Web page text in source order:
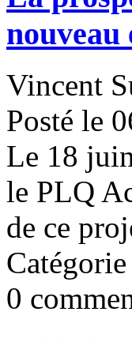
Vincent
Posté le
Le 18
le PLQ
de ce
0